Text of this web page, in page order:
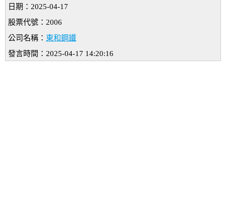
日期：2025-04-17
股票代號：2006
公司名稱： 東和鋼鐵
發言時間：2025-04-17 14:20:16